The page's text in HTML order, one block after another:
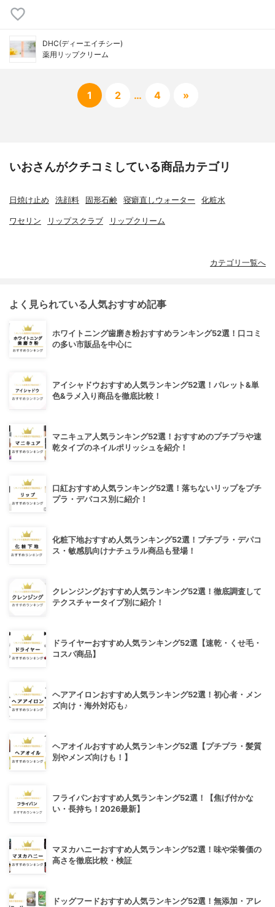
DHC(ディーエイチシー)
薬用リップクリーム
1 2 … 4 »
いおさんがクチコミしている商品カテゴリ
日焼け止め 洗顔料 固形石鹸 寝癖直しウォーター 化粧水
ワセリン リップスクラブ リップクリーム
カテゴリ一覧へ
よく見られている人気おすすめ記事
ホワイトニング歯磨き粉おすすめランキング52選！口コミ
の多い市販品を中心に
アイシャドウおすすめ人気ランキング52選！パレット&単
色&ラメ入り商品を徹底比較！
マニキュア人気ランキング52選！おすすめのプチプラや速
乾タイプのネイルポリッシュを紹介！
口紅おすすめ人気ランキング52選！落ちないリップをプチ
プラ・デパコス別に紹介！
化粧下地おすすめ人気ランキング52選！プチプラ・デパコ
ス・敏感肌向けナチュラル商品も登場！
クレンジングおすすめ人気ランキング52選！徹底調査して
テクスチャータイプ別に紹介！
ドライヤーおすすめ人気ランキング52選【速乾・くせ毛・
コスパ商品】
ヘアアイロンおすすめ人気ランキング52選！初心者・メン
ズ向け・海外対応も♪
ヘアオイルおすすめ人気ランキング52選【プチプラ・髪質
別やメンズ向けも！】
フライパンおすすめ人気ランキング52選！【焦げ付かな
い・長持ち！2026最新】
マヌカハニーおすすめ人気ランキング52選！味や栄養価の
高さを徹底比較・検証
ドッグフードおすすめ人気ランキング52選！無添加・アレ